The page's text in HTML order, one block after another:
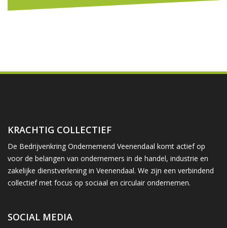
KRACHTIG COLLECTIEF
De Bedrijvenkring Ondernemend Veenendaal komt actief op
voor de belangen van ondernemers in de handel, industrie en
zakelijke dienstverlening in Veenendaal. We zijn een verbindend
collectief met focus op sociaal en circulair ondernemen.
SOCIAL MEDIA